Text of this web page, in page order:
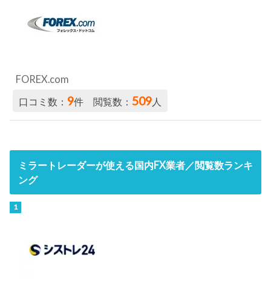
FOREX.com
口コミ数： 9件 閲覧数：509人
ミラートレーダーが使える国内FX業者／閲覧数ランキ
ング